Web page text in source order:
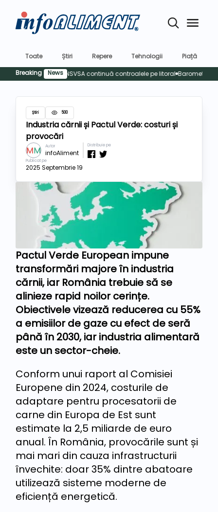
Toate Știri Repere Tehnologii
Piață
Breaking
News
Știri 500
Industria cărnii și Pactul Verde: costuri și
provocări
Autor
infoAliment
Distribuie pe
Publicat pe
2025 Septembrie 19
Pactul Verde European impune
transformări majore în industria
cărnii, iar România trebuie să se
alinieze rapid noilor cerințe.
Obiectivele vizează reducerea cu 55%
a emisiilor de gaze cu efect de seră
până în 2030, iar industria alimentară
este un sector-cheie.
Conform unui raport al Comisiei
Europene din 2024, costurile de
adaptare pentru procesatorii de
carne din Europa de Est sunt
estimate la 2,5 miliarde de euro
anual. În România, provocările sunt și
mai mari din cauza infrastructurii
învechite: doar 35% dintre abatoare
utilizează sisteme moderne de
eficiență energetică.